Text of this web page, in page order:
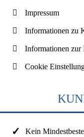
Impressum
Informationen zu
Informationen zur
Cookie
Kein